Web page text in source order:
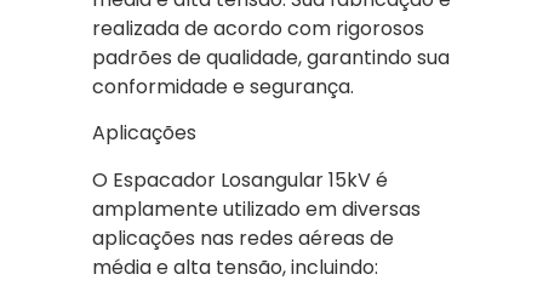
realizada de acordo com rigorosos
padrões de qualidade, garantindo sua
conformidade e segurança.
Aplicações
O Espacador Losangular 15kV é
amplamente utilizado em diversas
aplicações nas redes aéreas de
média e alta tensão, incluindo: